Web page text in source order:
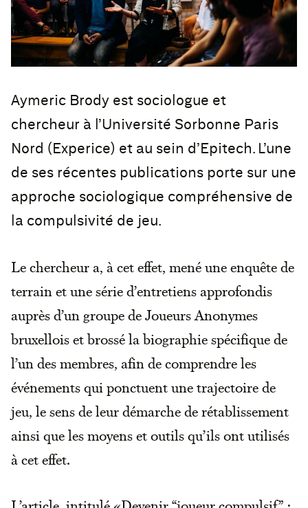
Aymeric Brody est sociologue et
chercheur à l’Université Sorbonne Paris
Nord (Experice) et au sein d’Epitech. L’une
de ses récentes publications porte sur une
approche sociologique compréhensive de
la compulsivité de jeu.
Le chercheur a, à cet effet, mené une enquête de
terrain et une série d’entretiens approfondis
auprès d’un groupe de Joueurs Anonymes
bruxellois et brossé la biographie spécifique de
l’un des membres, afin de comprendre les
événements qui ponctuent une trajectoire de
jeu, le sens de leur démarche de rétablissement
ainsi que les moyens et outils qu’ils ont utilisés
à cet effet.